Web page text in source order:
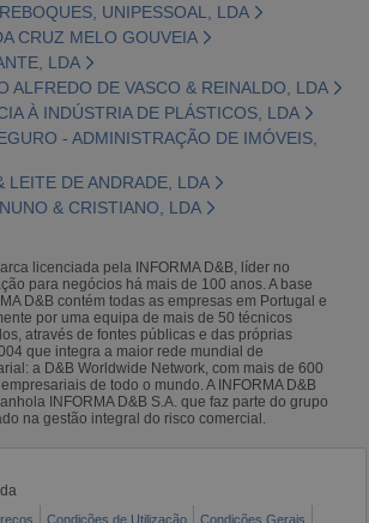
UNIPESSOAL, LDA
CRUZ MELO GOUVEIA
LDA
ALFREDO DE VASCO & REINALDO, LDA
À INDÚSTRIA DE PLÁSTICOS, LDA
- ADMINISTRAÇÃO DE IMÓVEIS,
LEITE DE ANDRADE, LDA
& CRISTIANO, LDA
licenciada pela INFORMA D&B, líder no
para negócios há mais de 100 anos. A base
D&B contém todas as empresas em Portugal e
por uma equipa de mais de 50 técnicos
através de fontes públicas e das próprias
que integra a maior rede mundial de
a D&B Worldwide Network, com mais de 600
de todo o mundo. A INFORMA D&B
INFORMA D&B S.A. que faz parte do grupo
na gestão integral do risco comercial.
Condições de Utilização Condições Gerais